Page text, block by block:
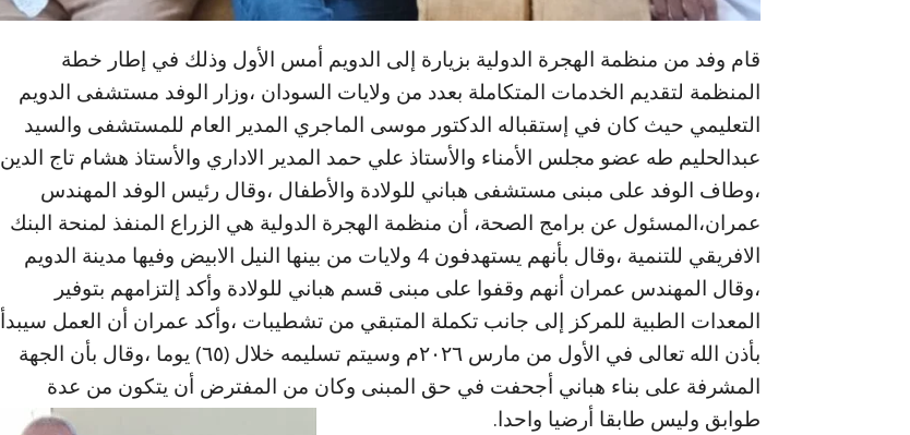
قام وفد من منظمة الهجرة الدولية بزيارة إلى الدويم أمس الأول وذلك في إطار خطة
المنظمة لتقديم الخدمات المتكاملة بعدد من ولايات السودان ،وزار الوفد مستشفى الدويم
التعليمي حيث كان في إستقباله الدكتور موسى الماجري المدير العام للمستشفى والسيد
عبدالحليم طه عضو مجلس الأمناء والأستاذ علي حمد المدير الاداري والأستاذ هشام تاج الدين
،وطاف الوفد على مبنى مستشفى هباني للولادة والأطفال ،وقال رئيس الوفد المهندس
عمران،المسئول عن برامج الصحة، أن منظمة الهجرة الدولية هي الزراع المنفذ لمنحة البنك
الافريقي للتنمية ،وقال بأنهم يستهدفون 4 ولايات من بينها النيل الابيض وفيها مدينة الدويم
،وقال المهندس عمران أنهم وقفوا على مبنى قسم هباني للولادة وأكد إلتزامهم بتوفير
المعدات الطبية للمركز إلى جانب تكملة المتبقي من تشطيبات ،وأكد عمران أن العمل سيبدأ
بأذن الله تعالى في الأول من مارس ٢٠٢٦م وسيتم تسليمه خلال (٦٥) يوما ،وقال بأن الجهة
المشرفة على بناء هباني أجحفت في حق المبنى وكان من المفترض أن يتكون من عدة
طوابق وليس طابقا أرضيا واحدا.